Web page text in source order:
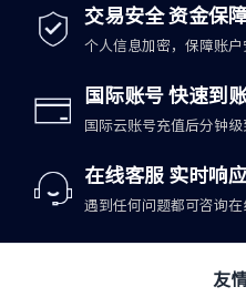
交易安全 资金保
个人信息加密，保障账户
国际账号 快速到
国际云账号充值后分钟级
在线客服 实时响
遇到任何问题都可咨询在
友